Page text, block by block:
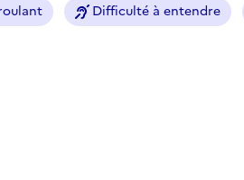
Difficulté à entendre